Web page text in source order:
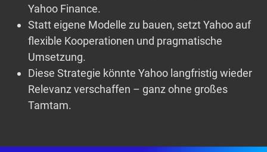
Yahoo Finance.
Statt eigene Modelle zu bauen, setzt Yahoo auf
flexible Kooperationen und pragmatische
Umsetzung.
Diese Strategie könnte Yahoo langfristig wieder
Relevanz verschaffen – ganz ohne großes
Tamtam.